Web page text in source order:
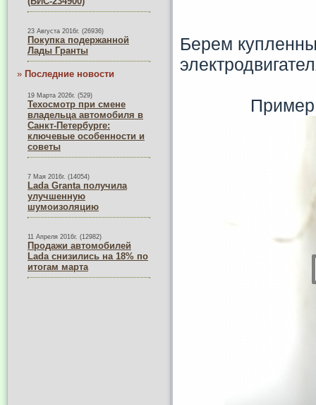
23 Августа 2016г. (26936)
Покупка подержанной
Лады Гранты
» Последние новости
19 Марта 2026г. (529)
Техосмотр при смене
владельца автомобиля в
Санкт-Петербурге:
ключевые особенности и
советы
7 Мая 2016г. (14054)
Lada Granta получила
улучшенную
шумоизоляцию
11 Апреля 2016г. (12982)
Продажи автомобилей
Lada снизились на 18% по
итогам марта
Берем
Пример